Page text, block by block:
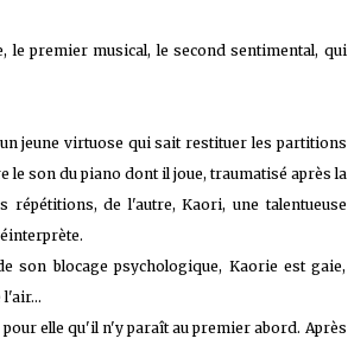
requises quand vous achetez sur Amazon.fr
premier musical, le second sentimental, qui
jeune virtuose qui sait restituer les partitions
le son du piano dont il joue, traumatisé après la
de l'autre, Kaori, une talentueuse
son blocage psychologique, Kaorie est gaie,
elle qu'il n'y paraît au premier abord. Après